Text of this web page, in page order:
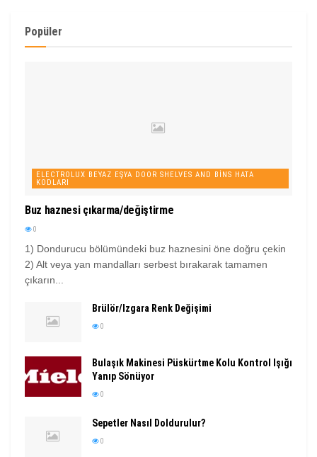
Popüler
ELECTROLUX BEYAZ EŞYA DOOR SHELVES AND BINS HATA
KODLARI
Buz haznesi çıkarma/değiştirme
0
1) Dondurucu bölümündeki buz haznesini öne doğru çekin
2) Alt veya yan mandalları serbest bırakarak tamamen
çıkarın...
Brülör/Izgara Renk Değişimi
0
Bulaşık Makinesi Püskürtme Kolu Kontrol Işığı
Yanıp Sönüyor
0
Sepetler Nasıl Doldurulur?
0